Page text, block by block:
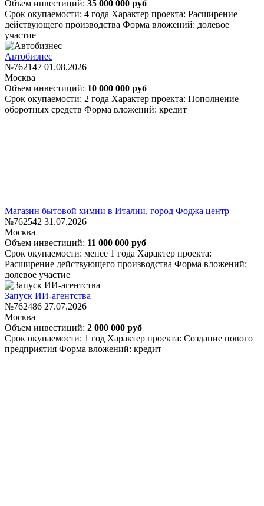
Объем инвестиций: 35 000 000 руб
Срок окупаемости: 4 года Характер проекта: Расширение
действующего производства Форма вложений: долевое
участие
Автобизнес
№762147 01.08.2026
Москва
Объем инвестиций: 10 000 000 руб
Срок окупаемости: 2 года Характер проекта: Пополнение
оборотных средств Форма вложений: кредит
Магазин бытовой химии в Италии, город Фоджа центр
№762542 31.07.2026
Москва
Объем инвестиций: 11 000 000 руб
Срок окупаемости: менее 1 года Характер проекта:
Расширение действующего производства Форма вложений:
долевое участие
Запуск ИИ-агентства
№762486 27.07.2026
Москва
Объем инвестиций: 2 000 000 руб
Срок окупаемости: 1 год Характер проекта: Создание нового
предприятия Форма вложений: кредит